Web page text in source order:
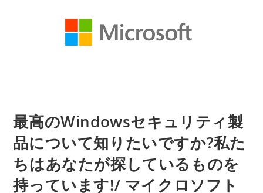
最高のWindowsセキュリティ製
品について知りたいですか?私た
ちはあなたが探しているものを
持っています!/ マイクロソフト